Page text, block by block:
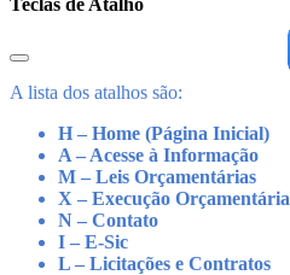
A lista dos atalhos são:
H – Home (Página Inicial)
A – Acesse à Informação
M – Leis Orçamentárias
X – Execução Orçamentária
N – Contato
I – E-Sic
L – Licitações e Contratos